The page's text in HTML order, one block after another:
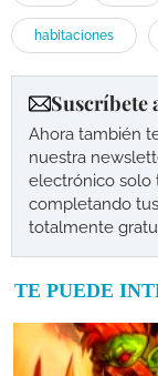
habitaciones
Suscríbete
Ahora también
nuestra
electrónico solo
completando
totalmente
TE PUEDE